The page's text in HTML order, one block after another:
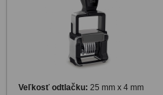
Veľkosť odtlačku: 25 mm x 4 mm